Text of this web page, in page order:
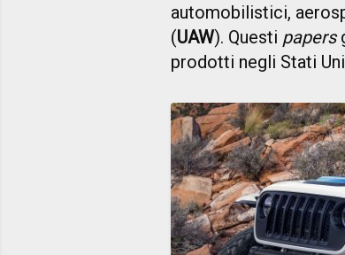
automobilistici,
(UAW). Questi papers
prodotti negli Stati